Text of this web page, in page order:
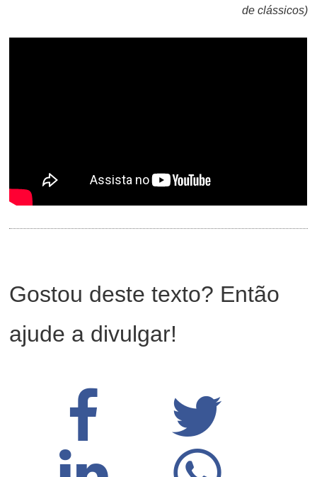
de clássicos)
Gostou deste texto? Então
ajude a divulgar!